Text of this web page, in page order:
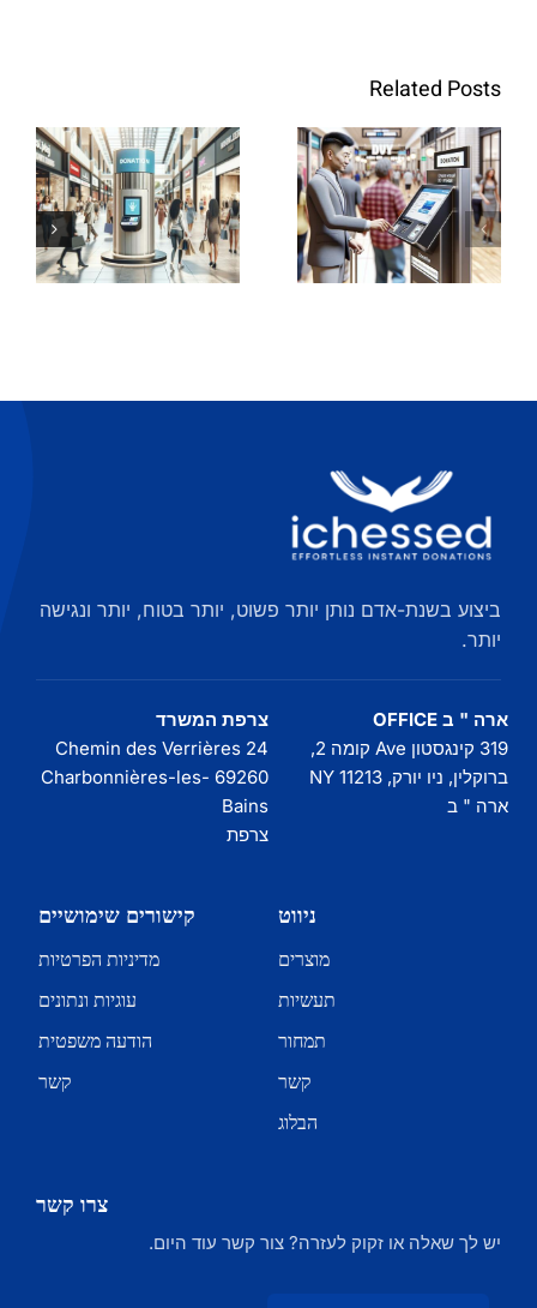
Related Posts
iChessed
à Lyon :
Solidarité
en
ורונהfrance_
iChessed
:
Solidarité
א
ביצוע בשנת-אדם נותן יותר פשוט, יותר בטוח, יותר ונגישה
יותר.
ארה " ב OFFICE
319 קינגסטון Ave קומה 2,
ברוקלין, ניו יורק, NY 11213
ארה " ב
צרפת המשרד
24 Chemin des Verrières
69260 Charbonnières-les-
Bains
צרפת
ניווט
מוצרים
תעשיות
תמחור
קשר
הבלוג
קישורים שימושיים
מדיניות הפרטיות
עוגיות ונתונים
הודעה משפטית
קשר
צרו קשר
יש לך שאלה או זקוק לעזרה? צור קשר עוד היום.